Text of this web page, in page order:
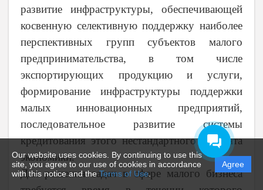
Our website uses cookies. By continuing to use this
site, you agree to our use of cookies in accordance
with this notice and theTerms of Use.
Agree
развитие инфраструктуры, обеспечивающей
косвенную селективную поддержку наиболее
перспективных групп субъектов малого
предпринимательства, в том числе
экспортирующих продукцию и услуги,
формирование инфраструктуры поддержки
малых инновационных предприятий,
последовательное развитие системы
кредитования этого нестандартного
сегмента
экономики.
Для решения задач в сфере малого бизнеса